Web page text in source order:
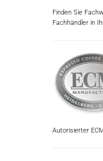
Finden Sie
Fachhändler in
Autorisierter